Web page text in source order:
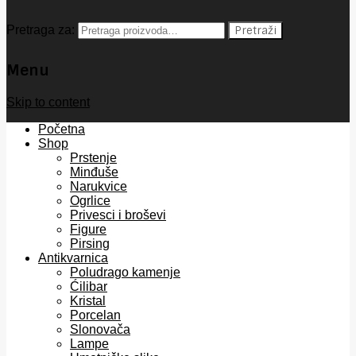
Pretraga za: Pretraži
Menu
Skip to content
Početna
Shop
Prstenje
Minđuše
Narukvice
Ogrlice
Privesci i broševi
Figure
Pirsing
Antikvarnica
Poludrago kamenje
Ćilibar
Kristal
Porcelan
Slonovača
Lampe